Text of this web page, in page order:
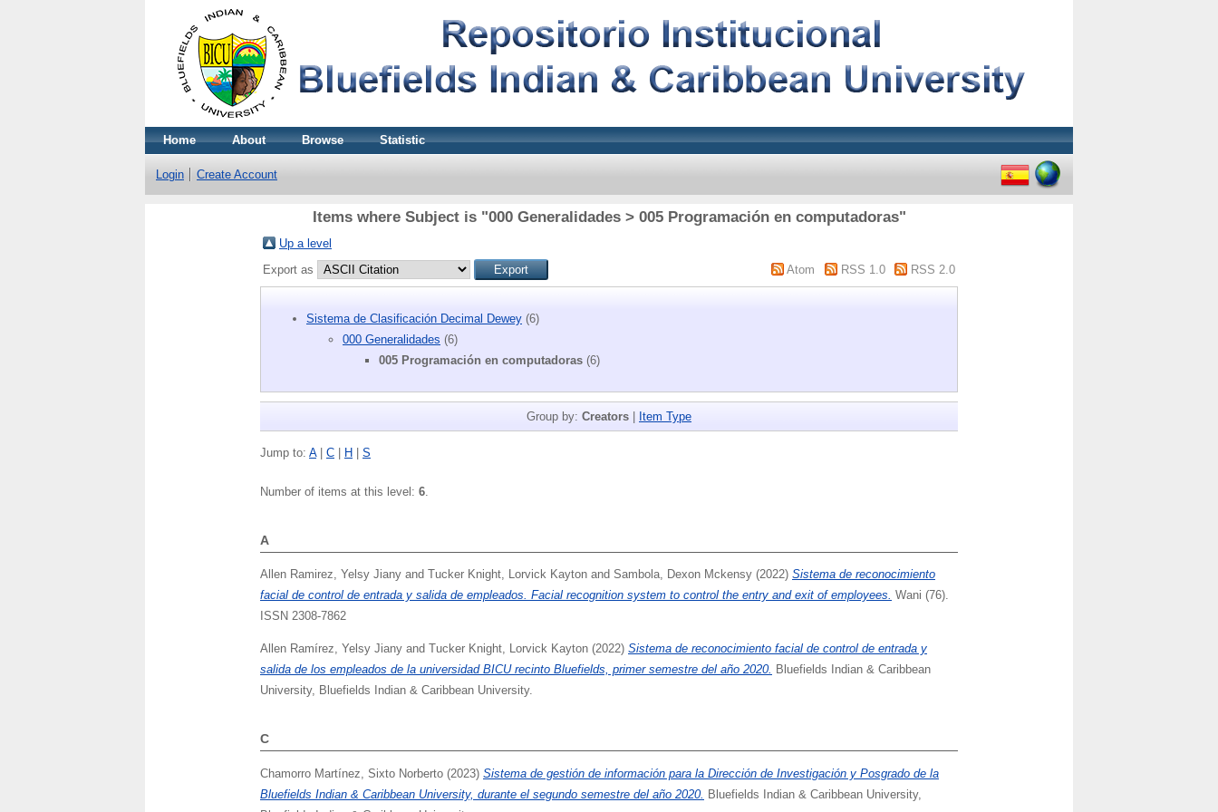
Home About Browse Statistic
Login Create Account
Items where Subject is "000 Generalidades > 005 Programación en computadoras"
Up a level
Export as
Atom RSS 1.0 RSS 2.0
Sistema de Clasificación Decimal Dewey (6)
000 Generalidades (6)
005 Programación en computadoras (6)
Group by: Creators | Item Type
Jump to: A| C | H | S
Number of items at this level: 6
A
Allen Ramirez, Yelsy Jiany and Tucker Knight, Lorvick Kayton and Sambola, Dexon Mckensy (2022) Sistema de reconocimiento
facial de control de entrada y salida de empleados. Facial recognition system to control the entry and exit of employees. Wani (76).
ISSN 2308-7862
Allen Ramírez, Yelsy Jiany and Tucker Knight, Lorvick Kayton (2022) Sistema de reconocimiento facial de control de entrada y
salida de los empleados de la universidad BICU recinto Bluefields, primer semestre del año 2020. Bluefields Indian & Caribbean
University, Bluefields Indian & Caribbean University.
C
Chamorro Martínez, Sixto Norberto (2023) Sistema de gestión de información para la Dirección de Investigación y Posgrado de la
Bluefields Indian & Caribbean University, durante el segundo semestre del año 2020. Bluefields Indian & Caribbean University,